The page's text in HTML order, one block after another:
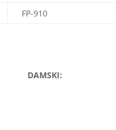
FP-910
DAMSKI: